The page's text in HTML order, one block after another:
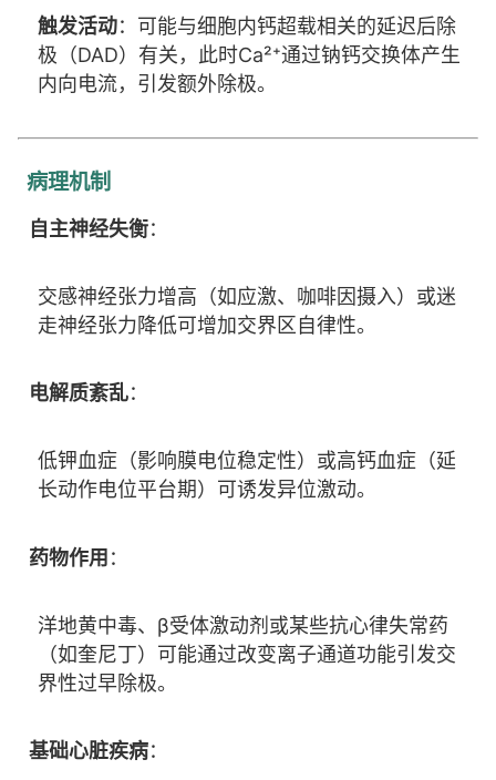
触发活动：可能与细胞内钙超载相关的延迟后除
极（DAD）有关，此时Ca²⁺通过钠钙交换体产生
内向电流，引发额外除极。
病理机制
自主神经失衡：
交感神经张力增高（如应激、咖啡因摄入）或迷
走神经张力降低可增加交界区自律性。
电解质紊乱：
低钾血症（影响膜电位稳定性）或高钙血症（延
长动作电位平台期）可诱发异位激动。
药物作用 ：
洋地黄中毒、β受体激动剂或某些抗心律失常药
（如奎尼丁）可能通过改变离子通道功能引发交
界性过早除极。
基础心脏疾病：